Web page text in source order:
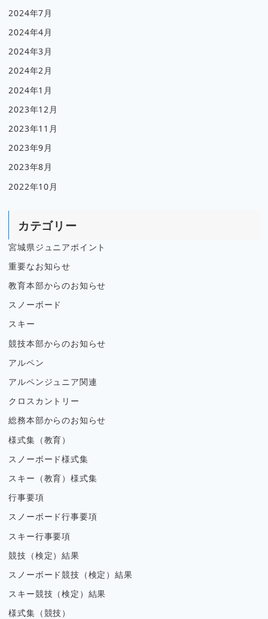
2024年7月
2024年4月
2024年3月
2024年2月
2024年1月
2023年12月
2023年11月
2023年9月
2023年8月
2022年10月
カテゴリー
宮城県ジュニアポイント
重要なお知らせ
教育本部からのお知らせ
スノーボード
スキー
競技本部からのお知らせ
アルペン
アルペンジュニア関連
クロスカントリー
総務本部からのお知らせ
様式集（教育）
スノーボード様式集
スキー（教育）様式集
行事要項
スノーボード行事要項
スキー行事要項
競技（検定）結果
スノーボード競技（検定）結果
スキー競技（検定）結果
様式集（競技）